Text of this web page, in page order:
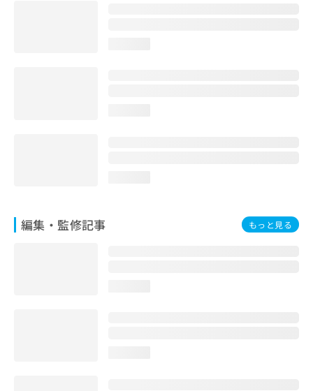
編集・監修記事 もっと見る